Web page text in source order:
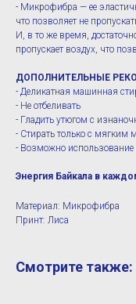
- Микрофибра — ее
что позволяет не
И, в то же время,
пропускает воздух, что
ДОПОЛНИТЕЛЬНЫЕ
- Деликатная машинная
- Не отбеливать
- Гладить утюгом с
- Стирать только с
- Возможно использование
Энергия Байкала в
Материал: Микрофибра
Принт: Лиса
Смотрите также: